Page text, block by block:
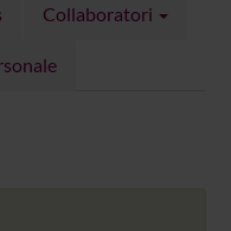
Collaboratori